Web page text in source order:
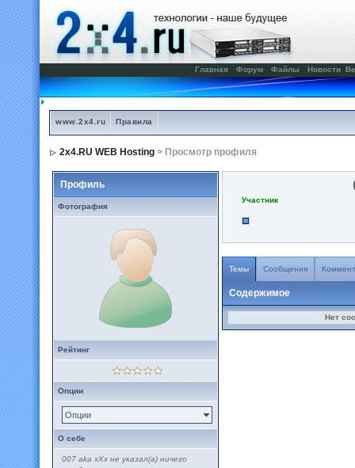
Главная Форум Файлы Новости
www.2x4.ru Правила
2x4.RU WEB Hosting > Просмотр профиля
Профиль
Фотография
Рейтинг
Опции
Опции
О себе
007 aka xXx не указал(а) ничего
Участник
Темы Сообщения
Содержимое
Нет